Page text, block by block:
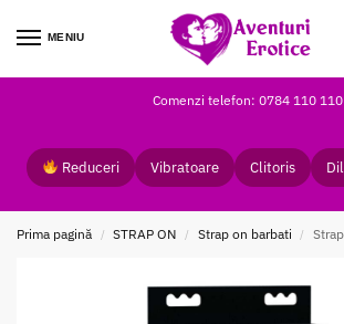
MENIU
Comenzi telefon: 0784 110 110
Reduceri Vibratoare Clitoris
Prima pagină / STRAP ON / Strap on barbati /